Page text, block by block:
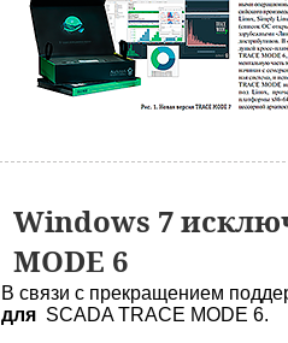
Windows 7
MODE 6
В связи с прекращением
для SCADA TRACE MODE 6.